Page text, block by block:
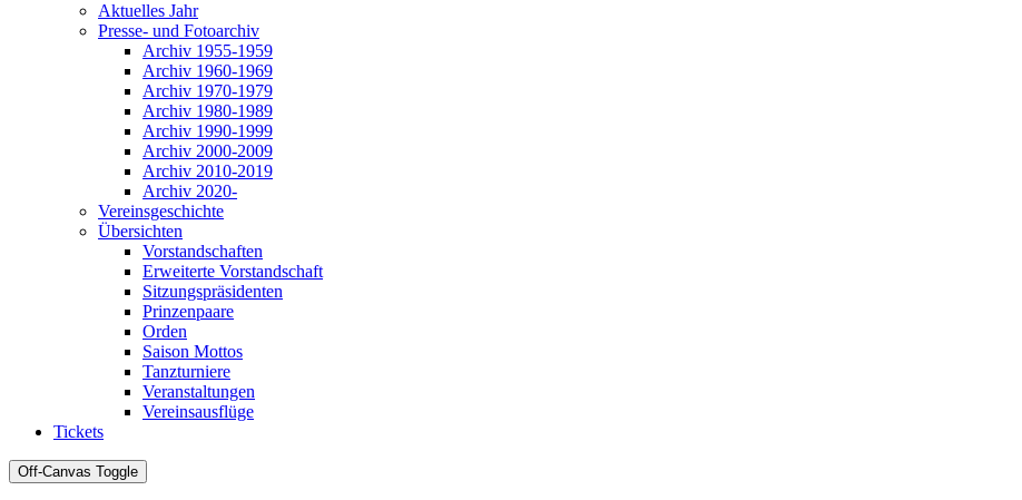
Aktuelles Jahr
Presse- und Fotoarchiv
Archiv 1955-1959
Archiv 1960-1969
Archiv 1970-1979
Archiv 1980-1989
Archiv 1990-1999
Archiv 2000-2009
Archiv 2010-2019
Archiv 2020-
Vereinsgeschichte
Übersichten
Vorstandschaften
Erweiterte Vorstandschaft
Sitzungspräsidenten
Prinzenpaare
Orden
Saison Mottos
Tanzturniere
Veranstaltungen
Vereinsausflüge
Tickets
Off-Canvas Toggle